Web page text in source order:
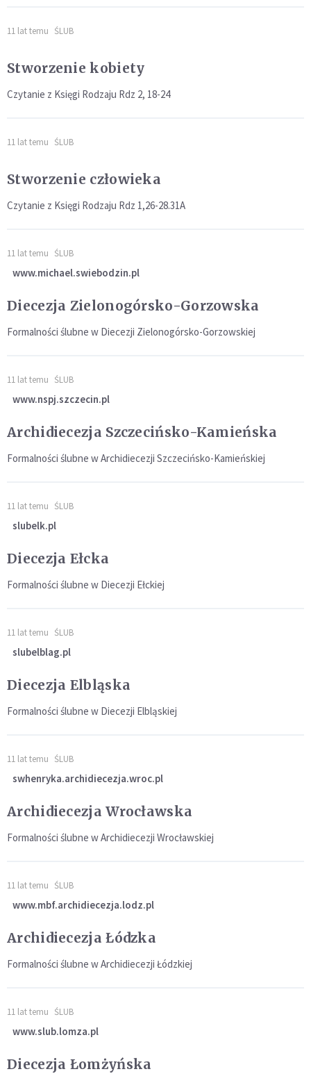
11 lat temu ŚLUB
Stworzenie kobiety
Czytanie z Księgi Rodzaju Rdz 2, 18-24
11 lat temu ŚLUB
Stworzenie człowieka
Czytanie z Księgi Rodzaju Rdz 1,26-28.31A
11 lat temu ŚLUB
www.michael.swiebodzin.pl
Diecezja Zielonogórsko-Gorzowska
Formalności ślubne w Diecezji Zielonogórsko-Gorzowskiej
11 lat temu ŚLUB
www.nspj.szczecin.pl
Archidiecezja Szczecińsko-Kamieńska
Formalności ślubne w Archidiecezji Szczecińsko-Kamieńskiej
11 lat temu ŚLUB
slubelk.pl
Diecezja Ełcka
Formalności ślubne w Diecezji Ełckiej
11 lat temu ŚLUB
slubelblag.pl
Diecezja Elbląska
Formalności ślubne w Diecezji Elbląskiej
11 lat temu ŚLUB
swhenryka.archidiecezja.wroc.pl
Archidiecezja Wrocławska
Formalności ślubne w Archidiecezji Wrocławskiej
11 lat temu ŚLUB
www.mbf.archidiecezja.lodz.pl
Archidiecezja Łódzka
Formalności ślubne w Archidiecezji Łódzkiej
11 lat temu ŚLUB
www.slub.lomza.pl
Diecezja Łomżyńska